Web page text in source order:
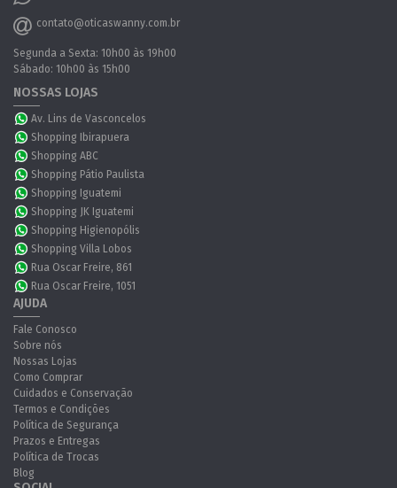
contato@oticaswanny.com.br
Segunda a Sexta: 10h00 às 19h00
Sábado: 10h00 às 15h00
NOSSAS LOJAS
Av. Lins de Vasconcelos
Shopping Ibirapuera
Shopping ABC
Shopping Pátio Paulista
Shopping Iguatemi
Shopping JK Iguatemi
Shopping Higienopólis
Shopping Villa Lobos
Rua Oscar Freire, 861
Rua Oscar Freire, 1051
AJUDA
Fale Conosco
Sobre nós
Nossas Lojas
Como Comprar
Cuidados e Conservação
Termos e Condições
Política de Segurança
Prazos e Entregas
Política de Trocas
Blog